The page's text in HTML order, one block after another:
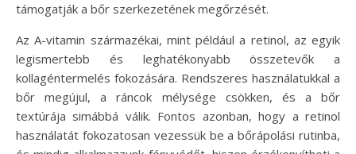
támogatják a bőr szerkezetének megőrzését.
Az A-vitamin származékai, mint például a retinol, az egyik
legismertebb és leghatékonyabb összetevők a
kollagéntermelés fokozására. Rendszeres használatukkal a
bőr megújul, a ráncok mélysége csökken, és a bőr
textúrája simábbá válik. Fontos azonban, hogy a retinol
használatát fokozatosan vezessük be a bőrápolási rutinba,